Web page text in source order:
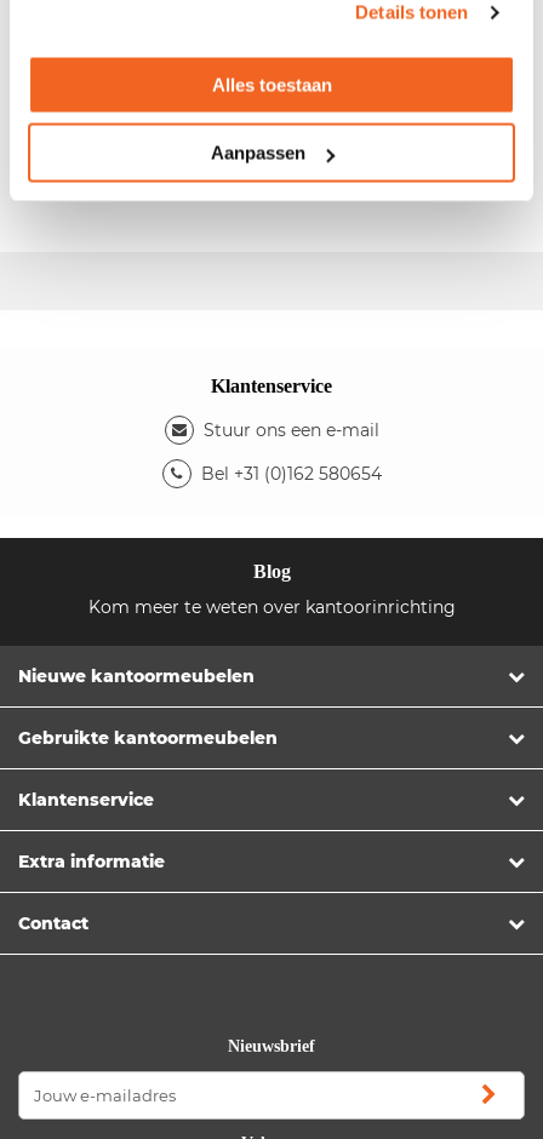
Details tonen
Alles toestaan
Aanpassen
Gebruikt Mibra Workxx slingerverstelbaar bureau
blad: ahorn - Kleur onderstel: antraciet/aluminium -
Fabrikant:Mibra- Type:Workxx
Klantenservice
Stuur ons een e-mail
Bel +31 (0)162 580654
Blog
Kom meer te weten over kantoorinrichting
Nieuwe kantoormeubelen
Gebruikte kantoormeubelen
Klantenservice
Extra informatie
Contact
Nieuwsbrief